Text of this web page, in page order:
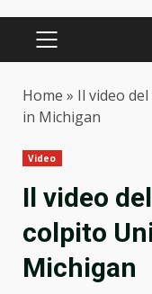
PRIMARY
Home » Il video
in Michigan
Video
Il video
colpito
Michigan